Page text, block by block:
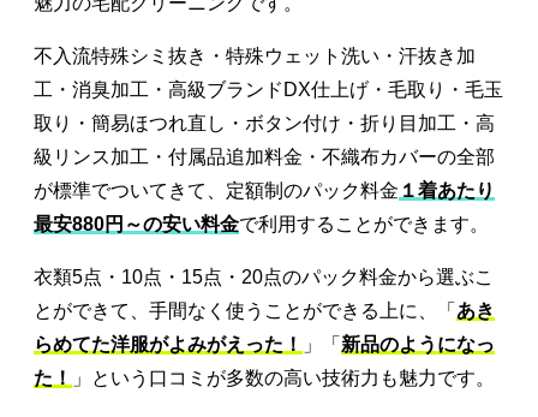
不入流特殊シミ抜き・特殊ウェット洗い・汗抜き加
工・消臭加工・高級ブランドDX仕上げ・毛取り・毛玉
取り・簡易ほつれ直し・ボタン付け・折り目加工・高
級リンス加工・付属品追加料金・不織布カバーの全部
が標準でついてきて、定額制のパック料金 １着あたり
最安880円～の安い料金で利用することができます。
衣類5点・10点・15点・20点のパック料金から選ぶこ
とができて、手間なく使うことができる上に、「 あき
らめてた洋服がよみがえった！
」「 新品のようになっ
た！
」という口コミが多数の高い技術力も魅力です。